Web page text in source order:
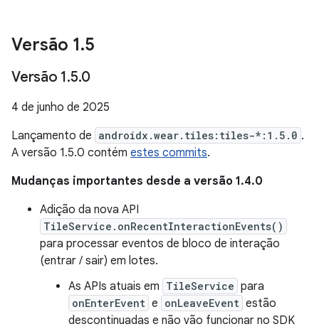
Versão 1.5
Versão 1.5.0
4 de junho de 2025
Lançamento de androidx.wear.tiles:tiles-*:1.5.0 .
A versão 1.5.0 contém estes commits.
Mudanças importantes desde a versão 1.4.0
Adição da nova API
TileService.onRecentInteractionEvents()
para processar eventos de bloco de interação
(entrar / sair) em lotes.
As APIs atuais em TileService para
onEnterEvent e onLeaveEvent estão
descontinuadas e não vão funcionar no SDK